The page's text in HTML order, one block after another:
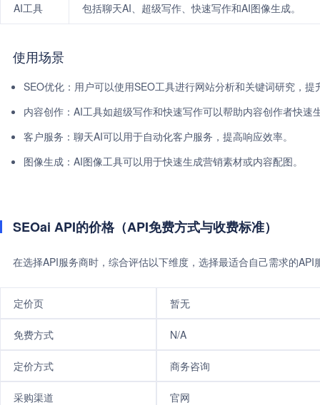
AI工具 包括聊天AI、超级写作、快速写作和AI图像生成。
使用场景
SEO优化：用户可以使用SEO工具进行网站分析和关键词研究，
内容创作：AI工具如超级写作和快速写作可以帮助内容创作者快速
客户服务：聊天AI可以用于自动化客户服务，提高响应效率。
图像生成：AI图像工具可以用于快速生成营销素材或内容配图。
SEOai API的价格（API免费方式与收费标准）
在选择API服务商时，综合评估以下维度，选择最适合自己需求的
定价页 暂无
免费方式 N/A
定价方式 商务咨询
采购渠道 官网